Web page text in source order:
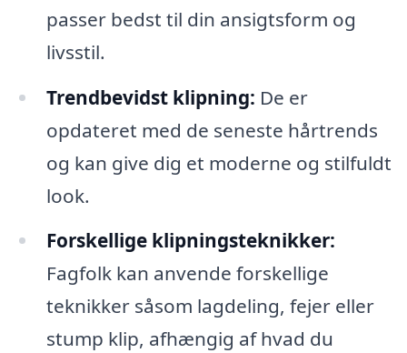
passer bedst til din ansigtsform og
livsstil.
Trendbevidst klipning: De er
opdateret med de seneste hårtrends
og kan give dig et moderne og stilfuldt
look.
Forskellige klipningsteknikker:
Fagfolk kan anvende forskellige
teknikker såsom lagdeling, fejer eller
stump klip, afhængig af hvad du